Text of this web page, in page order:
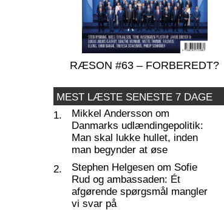
RÆSON #63 – FORBEREDT?
MEST LÆSTE SENESTE 7 DAGE
1.
Mikkel Andersson om
Danmarks udlændingepolitik:
Man skal lukke hullet, inden
man begynder at øse
2.
Stephen Helgesen om Sofie
Rud og ambassaden: Ét
afgørende spørgsmål mangler
vi svar på